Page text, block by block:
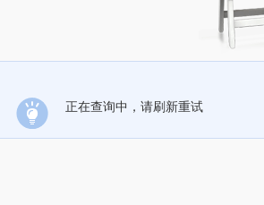
正在查询中，请刷新重试